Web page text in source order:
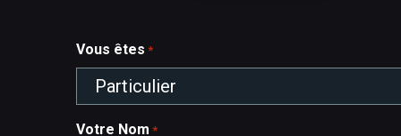
Vous êtes *
Particulier
Votre Nom *